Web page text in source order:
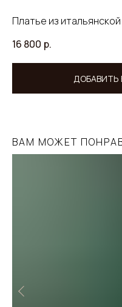
Платье из
16 800 р.
ДОБАВИТЬ
ВАМ МОЖЕТ